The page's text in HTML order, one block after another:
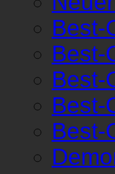
Best-
Best-
Best-
Best-
Best-